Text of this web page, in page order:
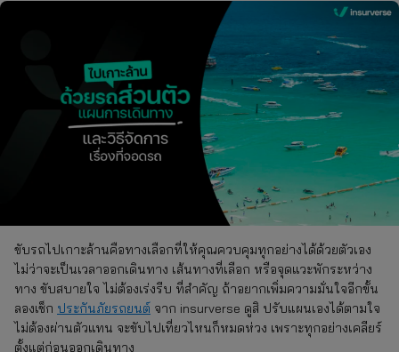
ขับรถไปเกาะล้านคือทางเลือกที่ให้คุณควบคุมทุกอย่างได้ด้วยตัวเอง
ไม่ว่าจะเป็นเวลาออกเดินทาง เส้นทางที่เลือก หรือจุดแวะพักระหว่าง
ทาง ขับสบายใจ ไม่ต้องเร่งรีบ ที่สำคัญ ถ้าอยากเพิ่มความมั่นใจอีกขั้น
ลองเช็ก ประกันภัยรถยนต์ จาก insurverse ดูสิ ปรับแผนเองได้ตามใจ
ไม่ต้องผ่านตัวแทน จะขับไปเที่ยวไหนก็หมดห่วง เพราะทุกอย่างเคลียร์
ตั้งแต่ก่อนออกเดินทาง